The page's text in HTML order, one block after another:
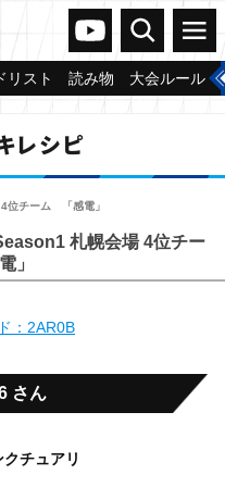
ヴァンガードch
検索 メニュー
リスト 読み物 大会ルール
レシピ
位チーム 「感電」
札幌会場 4位チー
」
：2AR0B
さん
チュアリ